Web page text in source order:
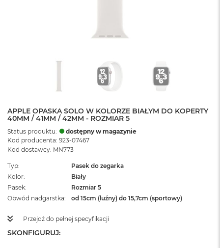
APPLE OPASKA SOLO W KOLORZE BIAŁYM DO KOPERTY
40MM / 41MM / 42MM - ROZMIAR 5
Status produktu:
dostępny w magazynie
Kod producenta: 923-07467
Kod dostawcy: MN773
Typ
Pasek do zegarka
Kolor
Biały
Pasek
Rozmiar 5
Obwód nadgarstka
od 15cm (luźny) do 15,7cm (sportowy)
Przejdź do pełnej specyfikacji
SKONFIGURUJ: